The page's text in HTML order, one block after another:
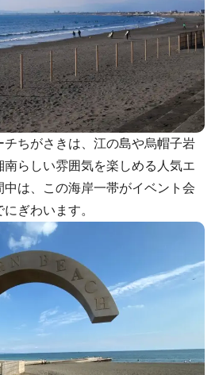
ちがさきは、江の島や烏帽子岩
南らしい雰囲気を楽しめる人気エ
中は、この海岸一帯がイベント会
ぎわいます。